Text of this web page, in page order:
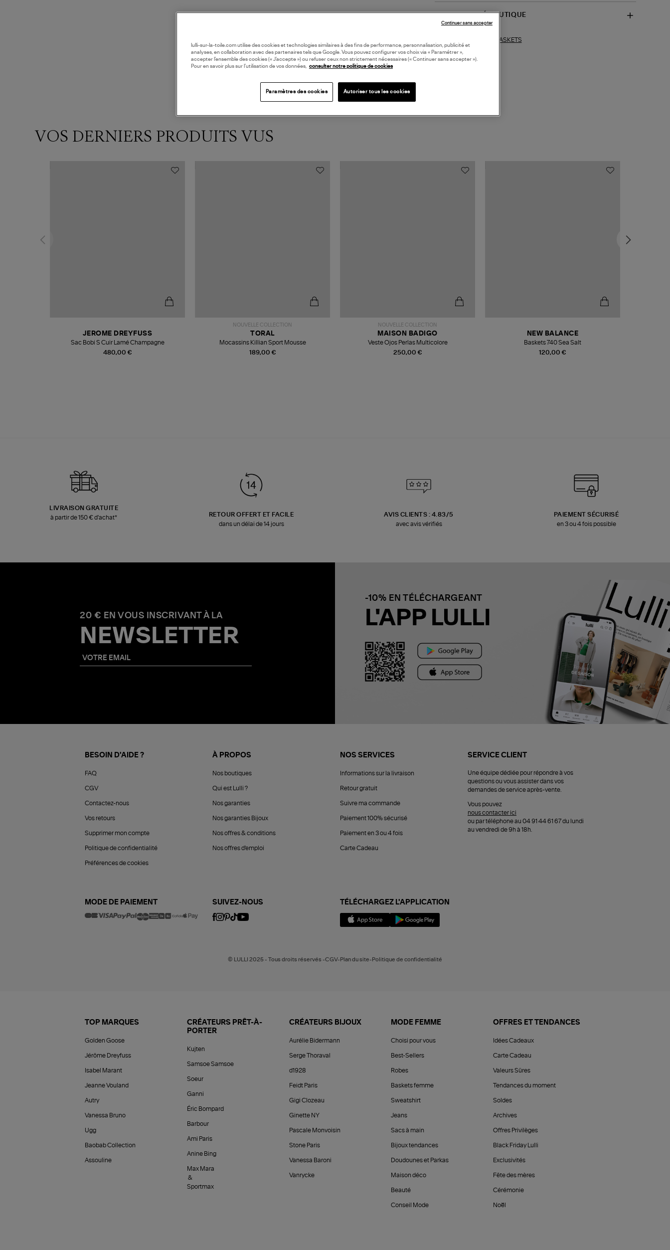
DISPONIBILITÉ BOUTIQUE
BASKETS
VOS DERNIERS PRODUITS VUS
480,00 €
JEROME DREYFUSS
Sac Bobi S Cuir Lamé Champagne
NOUVELLE COLLECTION
189,00 €
TORAL
Mocassins Killian Sport Mousse
NOUVELLE COLLECTION
250,00 €
MAISON BADIGO
Veste Ojos Perlas Multicolore
120,00 €
NEW BALANCE
Baskets 740 Sea Salt
LIVRAISON GRATUITE
à partir de 150 € d'achat*
RETOUR OFFERT ET FACILE
dans un délai de 14 jours
AVIS CLIENTS : 4.83/5
avec avis vérifiés
PAIEMENT SÉCURISÉ
en 3 ou 4 fois possible
20 € EN VOUS INSCRIVANT À LA
NEWSLETTER
-10% EN TÉLÉCHARGEANT
L'APP LULLI
BESOIN D'AIDE ?
FAQ
CGV
Contactez-nous
Vos retours
Supprimer mon compte
Politique de confidentialité
Préférences de cookies
À PROPOS
Nos boutiques
Qui est Lulli ?
Nos garanties
Nos garanties Bijoux
Nos offres & conditions
Nos offres d'emploi
NOS SERVICES
Informations sur la livraison
Retour gratuit
Suivre ma commande
Paiement 100% sécurisé
Paiement en 3 ou 4 fois
Carte Cadeau
SERVICE CLIENT
Une équipe dédiée pour répondre à vos
questions ou vous assister dans vos
demandes de service après-vente.
Vous pouvez
nous contacter ici
ou par téléphone au 04 91 44 61 67 du lundi
au vendredi de 9h à 18h.
MODE DE PAIEMENT SUIVEZ-NOUS TÉLÉCHARGEZ L'APPLICATION
© LULLI 2025 - Tous droits réservés -CGV-Plan du site-Politique de confidentialité
TOP MARQUES
Golden Goose
Jérôme Dreyfuss
Isabel Marant
Jeanne Vouland
Autry
Vanessa Bruno
Ugg
Baobab Collection
Assouline
CRÉATEURS PRÊT-À-
PORTER
Kujten
Samsoe Samsoe
Soeur
Ganni
Éric Bompard
Barbour
Ami Paris
Anine Bing
Max Mara
&
Sportmax
CRÉATEURS BIJOUX
Aurélie Bidermann
Serge Thoraval
d1928
Feidt Paris
Gigi Clozeau
Ginette NY
Pascale Monvoisin
Stone Paris
Vanessa Baroni
Vanrycke
MODE FEMME
Choisi pour vous
Best-Sellers
Robes
Baskets femme
Sweatshirt
Jeans
Sacs à main
Bijoux tendances
Doudounes et Parkas
Maison déco
Beauté
Conseil Mode
OFFRES ET TENDANCES
Idées Cadeaux
Carte Cadeau
Valeurs Sûres
Tendances du moment
Soldes
Archives
Offres Privilèges
Black Friday Lulli
Exclusivités
Fête des mères
Cérémonie
Noël
lulli-sur-la-toile.com utilise des cookies et technologies similaires à des fins de performance, personnalisation, publicité et
analyses, en collaboration avec des partenaires tels que Google. Vous pouvez configurer vos choix via « Paramétrer »,
accepter l’ensemble des cookies (« J’accepte ») ou refuser ceux non strictement nécessaires (« Continuer sans accepter »).
Pour en savoir plus sur l’utilisation de vos données, consulter notre politique de cookies
Paramètres des cookies Autoriser tous les cookies
Continuer sans accepter